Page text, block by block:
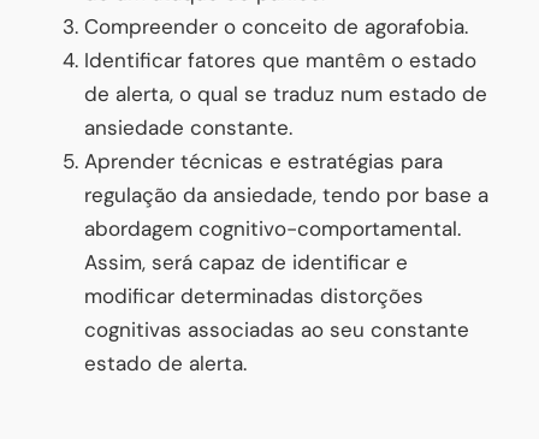
Compreender o conceito de agorafobia.
Identificar fatores que mantêm o estado
de alerta, o qual se traduz num estado de
ansiedade constante.
Aprender técnicas e estratégias para
regulação da ansiedade, tendo por base a
abordagem cognitivo-comportamental.
Assim, será capaz de identificar e
modificar determinadas distorções
cognitivas associadas ao seu constante
estado de alerta.